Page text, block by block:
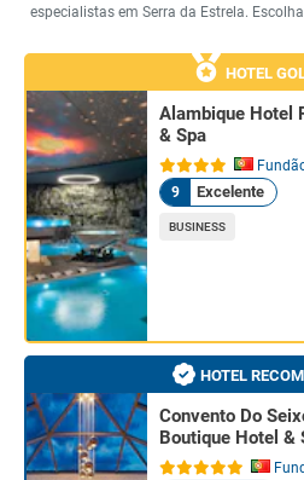
especialistas em Serra da Estrela.
HOTEL
Alambique Hotel
& Spa
9
Excelente
BUSINESS
HOTEL
Convento Do
Boutique Hotel &